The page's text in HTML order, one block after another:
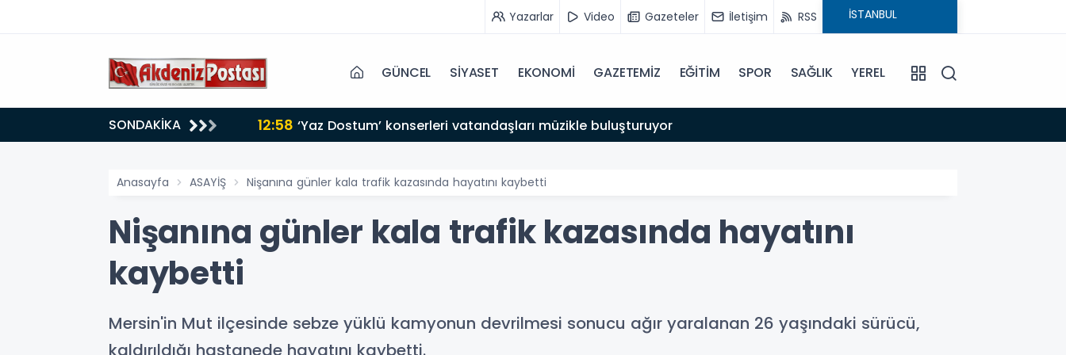
Yazarlar Video Gazeteler İletişim RSS
GÜNCEL SİYASET EKONOMİ GAZETEMİZ EĞİTİM SPOR SAĞLIK YEREL
SONDAKİKA 12:58 ‘Yaz Dostum’ konserleri vatandaşları müzikle buluşturuyor
Anasayfa ASAYİŞ Nişanına günler kala trafik kazasında hayatını kaybetti
Nişanına günler kala trafik kazasında hayatını
kaybetti
Mersin'in Mut ilçesinde sebze yüklü kamyonun devrilmesi sonucu ağır yaralanan 26 yaşındaki sürücü,
kaldırıldığı hastanede hayatını kaybetti.